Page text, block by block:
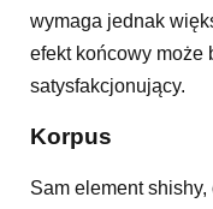
wymaga jednak
efekt końcowy może
satysfakcjonujący.
Korpus
Sam element shishy,